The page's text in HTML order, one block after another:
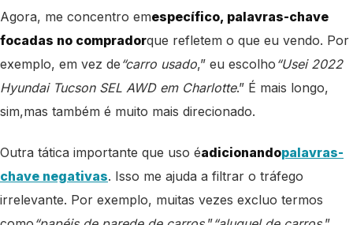
Agora, me concentro emespecífico, palavras-chave
focadas no compradorque refletem o que eu vendo. Por
exemplo, em vez de “carro usado,” eu escolho “Usei 2022
Hyundai Tucson SEL AWD em Charlotte.” É mais longo,
sim,mas também é muito mais direcionado.
Outra tática importante que uso éadicionandopalavras-
chave negativas. Isso me ajuda a filtrar o tráfego
irrelevante. Por exemplo, muitas vezes excluo termos